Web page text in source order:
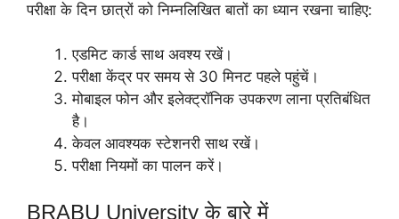
परीक्षा के दिन छात्रों को निम्नलिखित बातों का ध्यान रखना चाहिए:
एडमिट कार्ड साथ अवश्य रखें।
परीक्षा केंद्र पर समय से 30 मिनट पहले पहुंचें।
मोबाइल फोन और इलेक्ट्रॉनिक उपकरण लाना प्रतिबंधित
है।
केवल आवश्यक स्टेशनरी साथ रखें।
परीक्षा नियमों का पालन करें।
BRABU University के बारे में